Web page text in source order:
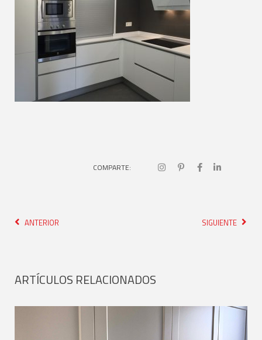
COMPARTE:
ANTERIOR SIGUIENTE
ARTÍCULOS RELACIONADOS